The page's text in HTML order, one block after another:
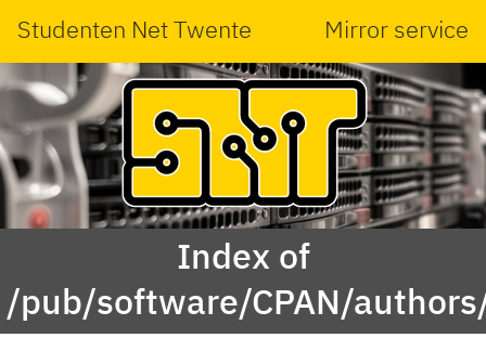
Studenten Net Twente Mirror service
Index of
/pub/software/CPAN/